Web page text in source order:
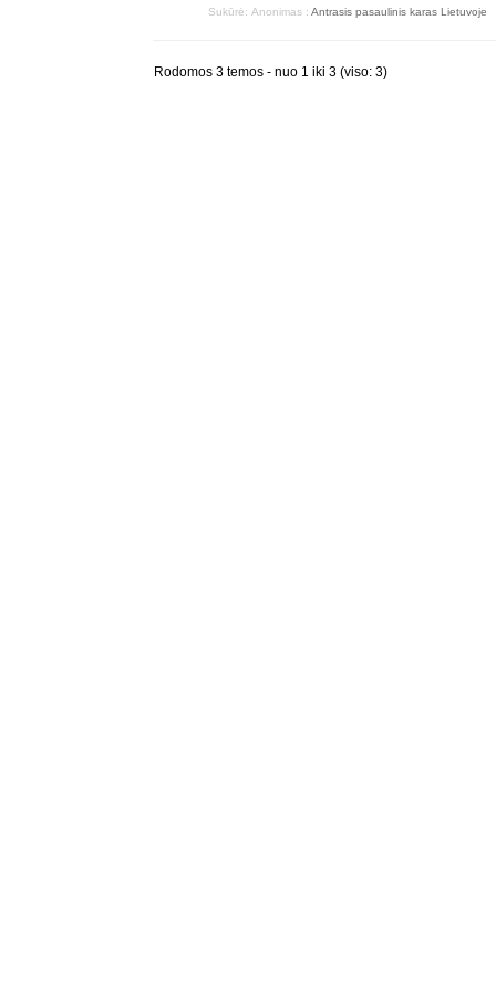
Sukūrė: Anonimas : Antrasis pasaulinis karas Lietuvoje
Rodomos 3 temos - nuo 1 iki 3 (viso: 3)